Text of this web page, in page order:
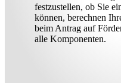
festzustellen, ob Sie
können, berechnen
beim Antrag auf
alle Komponenten.